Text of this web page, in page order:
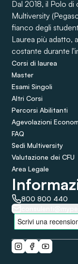
Dal 2018, il Polo
Multiversity
fianco degli
Laurea più adatto,
costante durante
Corsi di laurea
Master
Esami Singoli
Altri Corsi
Percorsi Abilitanti
Agevolazioni
FAQ
Sedi Multiversity
Valutazione dei CFU
Area Legale
800 800 440